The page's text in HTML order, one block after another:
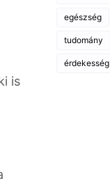
is
egészség
tudomány
érdekesség